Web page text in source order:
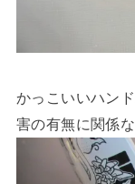
かっこいいハン
害の有無に関係